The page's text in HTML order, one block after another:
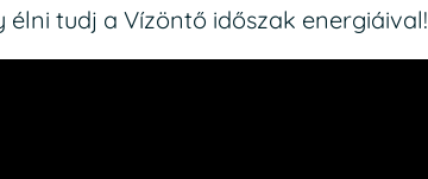
élni tudj a Vízöntő időszak energiáival!